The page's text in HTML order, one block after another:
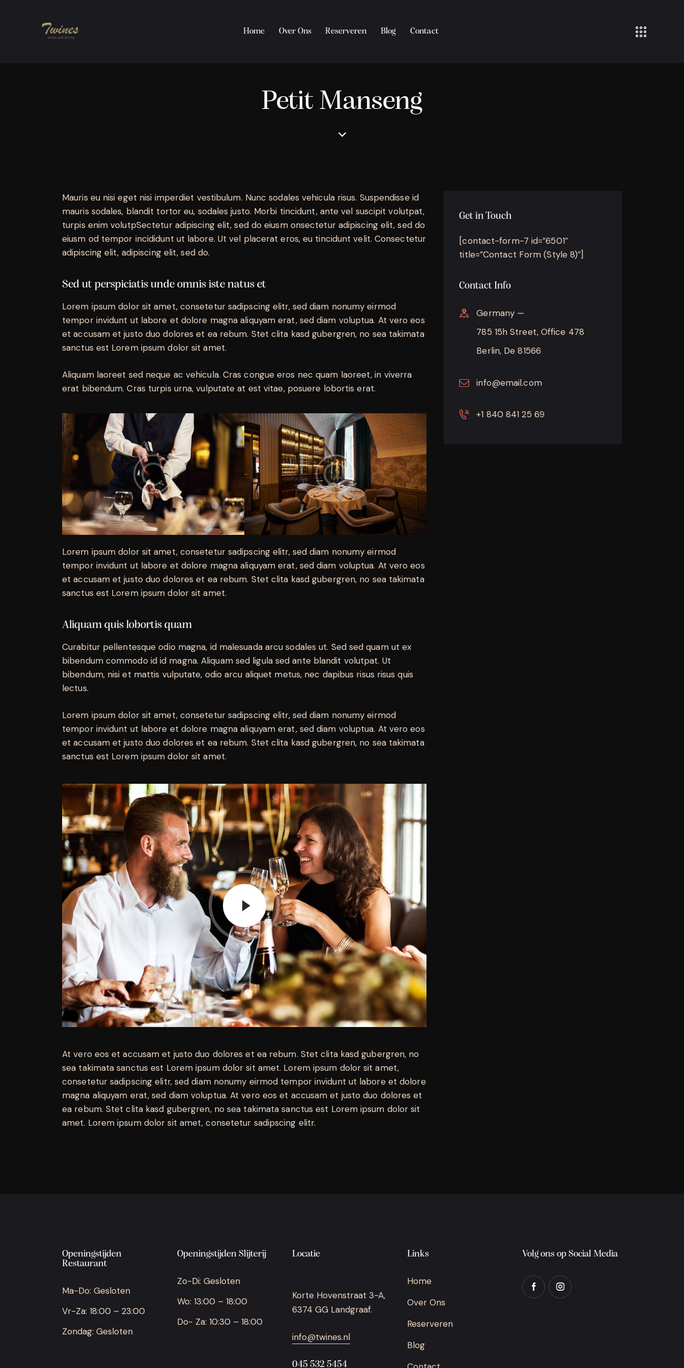
Home Over Ons Reserveren Blog Contact
Petit Manseng
Mauris eu nisi eget nisi imperdiet vestibulum. Nunc sodales vehicula risus. Suspendisse id
mauris sodales, blandit tortor eu, sodales justo. Morbi tincidunt, ante vel suscipit volutpat,
turpis enim volutpSectetur adipiscing elit, sed do eiusm onsectetur adipiscing elit, sed do
eiusm od tempor incididunt ut labore. Ut vel placerat eros, eu tincidunt velit. Consectetur
adipiscing elit, adipiscing elit, sed do.
Sed ut perspiciatis unde omnis iste natus et
Lorem ipsum dolor sit amet, consetetur sadipscing elitr, sed diam nonumy eirmod
tempor invidunt ut labore et dolore magna aliquyam erat, sed diam voluptua. At vero eos
et accusam et justo duo dolores et ea rebum. Stet clita kasd gubergren, no sea takimata
sanctus est Lorem ipsum dolor sit amet.
Aliquam laoreet sed neque ac vehicula. Cras congue eros nec quam laoreet, in viverra
erat bibendum. Cras turpis urna, vulputate at est vitae, posuere lobortis erat.
Lorem ipsum dolor sit amet, consetetur sadipscing elitr, sed diam nonumy eirmod
tempor invidunt ut labore et dolore magna aliquyam erat, sed diam voluptua. At vero eos
et accusam et justo duo dolores et ea rebum. Stet clita kasd gubergren, no sea takimata
sanctus est Lorem ipsum dolor sit amet.
Aliquam quis lobortis quam
Curabitur pellentesque odio magna, id malesuada arcu sodales ut. Sed sed quam ut ex
bibendum commodo id id magna. Aliquam sed ligula sed ante blandit volutpat. Ut
bibendum, nisi et mattis vulputate, odio arcu aliquet metus, nec dapibus risus risus quis
lectus.
Lorem ipsum dolor sit amet, consetetur sadipscing elitr, sed diam nonumy eirmod
tempor invidunt ut labore et dolore magna aliquyam erat, sed diam voluptua. At vero eos
et accusam et justo duo dolores et ea rebum. Stet clita kasd gubergren, no sea takimata
sanctus est Lorem ipsum dolor sit amet.
At vero eos et accusam et justo duo dolores et ea rebum. Stet clita kasd gubergren, no
sea takimata sanctus est Lorem ipsum dolor sit amet. Lorem ipsum dolor sit amet,
consetetur sadipscing elitr, sed diam nonumy eirmod tempor invidunt ut labore et dolore
magna aliquyam erat, sed diam voluptua. At vero eos et accusam et justo duo dolores et
ea rebum. Stet clita kasd gubergren, no sea takimata sanctus est Lorem ipsum dolor sit
amet. Lorem ipsum dolor sit amet, consetetur sadipscing elitr.
Get in Touch
[contact-form-7 id=”6501″
title=”Contact Form (Style 8)”]
Contact Info
Germany —
785 15h Street, Office 478
Berlin, De 81566
info@email.com
+1 840 841 25 69
Openingstijden
Restaurant
Ma-Do: Gesloten
Vr-Za: 18:00 – 23:00
Zondag: Gesloten
Openingstijden Slijterij
Zo-Di: Gesloten
Wo: 13:00 – 18:00
Do- Za: 10:30 – 18:00
Locatie
Korte Hovenstraat 3-A,
6374 GG Landgraaf.
info@twines.nl
045 532 5454
Links
Home
Over Ons
Reserveren
Blog
Volg ons op Social Media